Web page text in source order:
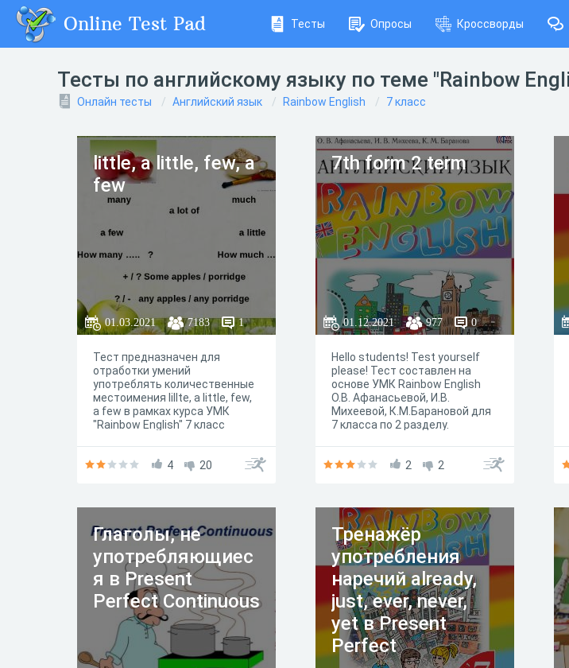
Online Test Pad Тесты Опросы Кроссворды
Тесты по английскому языку по теме "Rainbow
Онлайн тесты Английский язык Rainbow English 7 класс
little, a little, few, a
few
01.03.2021 7183 1
Тест предназначен для
отработки умений
употреблять количественные
местоимения lillte, a little, few,
a few в рамках курса УМК
"Rainbow English" 7 класс
4 20
7th form 2 term
01.12.2021 977 0
Hello students! Test yourself
please! Тест составлен на
основе УМК Rainbow English
О.В. Афанасьевой, И.В.
Михеевой, К.М.Барановой для
7 класса по 2 разделу.
2 2
Глаголы, не
употребляющиес
я в Present
Perfect Continuous
Тренажёр
употребления
наречий already,
just, ever, never,
yet в Present
Perfect